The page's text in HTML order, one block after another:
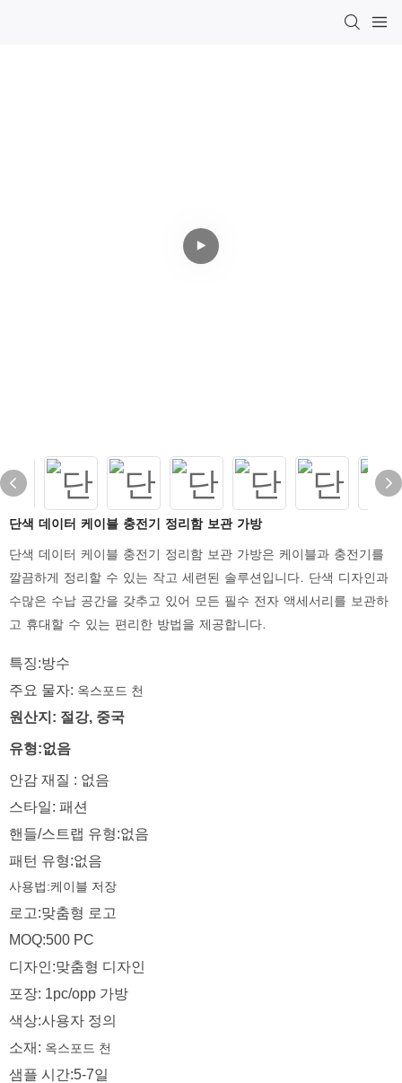
단색 데이터 케이블 충전기 정리함 보관 가방
단색 데이터 케이블 충전기 정리함 보관 가방은 케이블과 충전기를
깔끔하게 정리할 수 있는 작고 세련된 솔루션입니다. 단색 디자인과
수많은 수납 공간을 갖추고 있어 모든 필수 전자 액세서리를 보관하
고 휴대할 수 있는 편리한 방법을 제공합니다.
특징:방수
주요 물자: 옥스포드 천
원산지: 절강, 중국
유형:없음
안감 재질 : 없음
스타일: 패션
핸들/스트랩 유형:없음
패턴 유형:없음
사용법:케이블 저장
로고:맞춤형 로고
MOQ:500 PC
디자인:맞춤형 디자인
포장: 1pc/opp 가방
색상:사용자 정의
소재: 옥스포드 천
샘플 시간:5-7일